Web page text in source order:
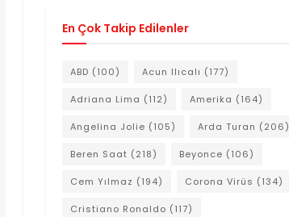
En Çok Takip Edilenler
ABD (100) Acun Ilıcalı (177)
Adriana Lima (112) Amerika (164)
Angelina Jolie (105) Arda Turan (206)
Beren Saat (218) Beyonce (106)
Cem Yılmaz (194) Corona Virüs (134)
Cristiano Ronaldo (117)